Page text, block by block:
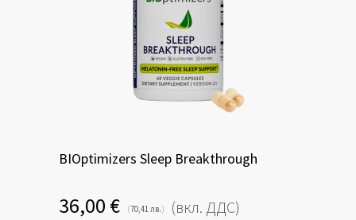
BIOptimizers Sleep Breakthrough
36,00 € (70,41 лв.) (вкл. ДДС)